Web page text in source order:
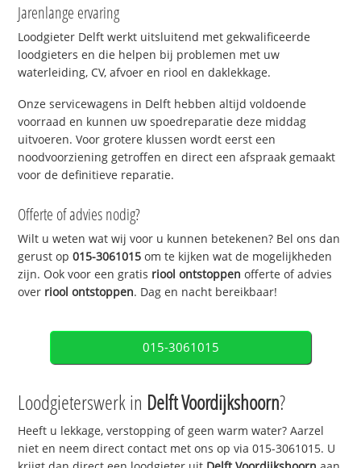
Jarenlange ervaring
Loodgieter Delft werkt uitsluitend met gekwalificeerde
loodgieters en die helpen bij problemen met uw
waterleiding, CV, afvoer en riool en daklekkage.
Onze servicewagens in Delft hebben altijd voldoende
voorraad en kunnen uw spoedreparatie deze middag
uitvoeren. Voor grotere klussen wordt eerst een
noodvoorziening getroffen en direct een afspraak gemaakt
voor de definitieve reparatie.
Offerte of advies nodig?
Wilt u weten wat wij voor u kunnen betekenen? Bel ons dan
gerust op015-3061015 om te kijken wat de mogelijkheden
zijn. Ook voor een gratis riool ontstoppen offerte of advies
over riool ontstoppen. Dag en nacht bereikbaar!
015-3061015
Loodgieterswerk in Delft Voordijkshoorn?
Heeft u lekkage, verstopping of geen warm water? Aarzel
niet en neem direct contact met ons op via 015-3061015. U